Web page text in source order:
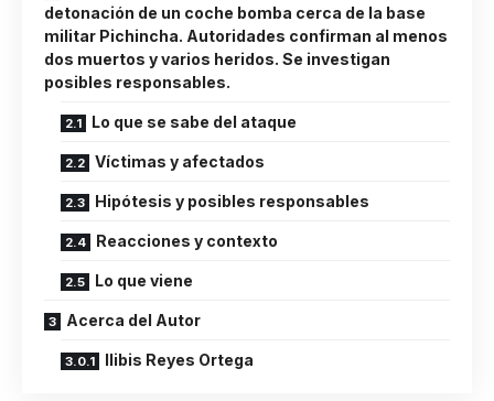
detonación de un coche bomba cerca de la base
militar Pichincha. Autoridades confirman al menos
dos muertos y varios heridos. Se investigan
posibles responsables.
Lo que se sabe del ataque
Víctimas y afectados
Hipótesis y posibles responsables
Reacciones y contexto
Lo que viene
Acerca del Autor
Ilibis Reyes Ortega